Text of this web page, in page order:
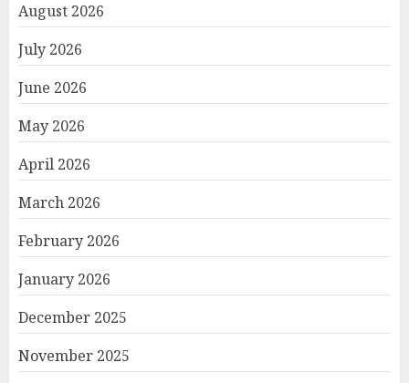
August 2026
July 2026
June 2026
May 2026
April 2026
March 2026
February 2026
January 2026
December 2025
November 2025